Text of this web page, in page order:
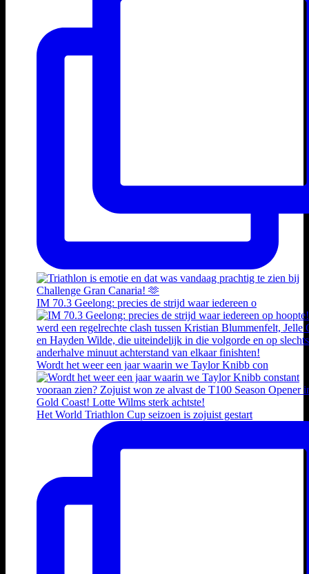
IM 70.3 Geelong: precies de strijd waar iedereen o
Wordt het weer een jaar waarin we Taylor Knibb con
Het World Triathlon Cup seizoen is zojuist gestart